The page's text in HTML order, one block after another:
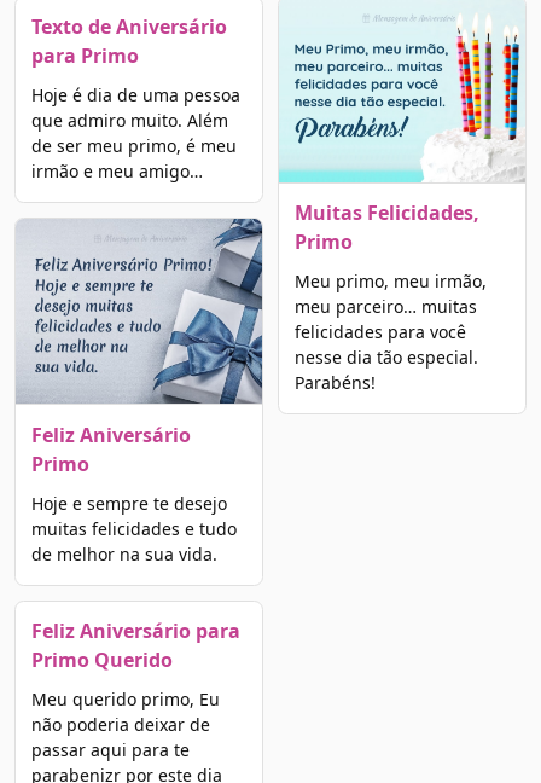
Texto de Aniversário
para Primo
Hoje é dia de uma pessoa
que admiro muito. Além
de ser meu primo, é meu
irmão e meu amigo…
Feliz Aniversário
Primo
Hoje e sempre te desejo
muitas felicidades e tudo
de melhor na sua vida.
Feliz Aniversário para
Primo Querido
Meu querido primo, Eu
não poderia deixar de
passar aqui para te
parabenizr por este dia
Muitas Felicidades,
Primo
Meu primo, meu irmão,
meu parceiro… muitas
felicidades para você
nesse dia tão especial.
Parabéns!